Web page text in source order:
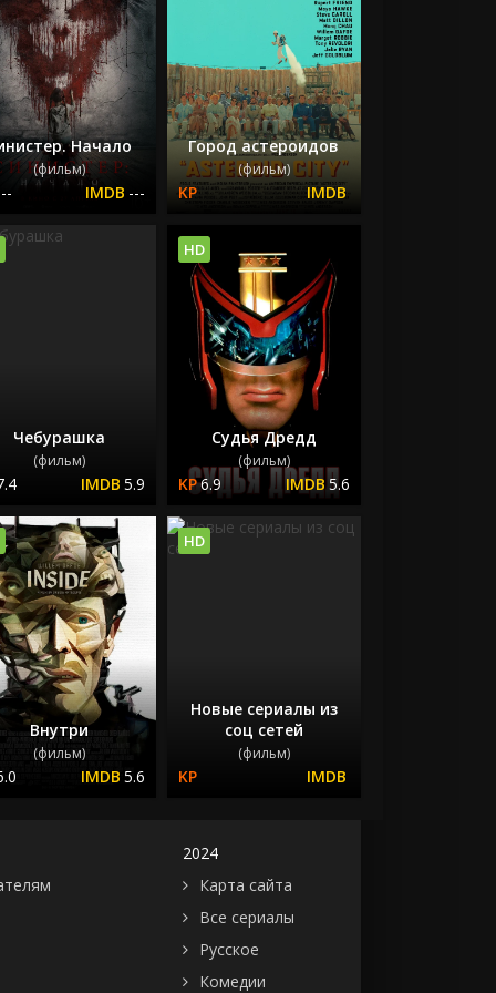
Начало
(фильм)
---
Город астероидов
(фильм)
Чебурашка
(фильм)
5.9
Судья Дредд
(фильм)
6.9 5.6
HD
Внутри
(фильм)
5.6
Новые сериалы из
соц сетей
(фильм)
HD
2024
Карта сайта
Все сериалы
Русское
Комедии